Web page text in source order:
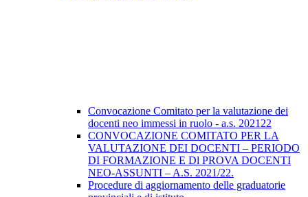
Convocazione Comitato per la valutazione dei
docenti neo immessi in ruolo - a.s. 202122
CONVOCAZIONE COMITATO PER LA
VALUTAZIONE DEI DOCENTI – PERIODO
DI FORMAZIONE E Dl PROVA DOCENTI
NEO-ASSUNTI – A.S. 2021/22.
Procedure di aggiornamento delle graduatorie